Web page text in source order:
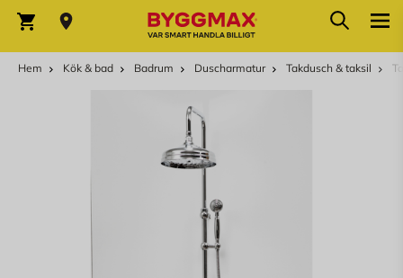
Varukorg Sök
Hem Kök & bad Badrum Duscharmatur Takdusch & taksil